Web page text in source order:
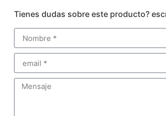
Tienes dudas sobre este producto?